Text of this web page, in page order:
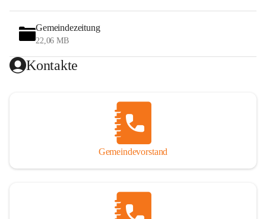
Gemeindezeitung
22,06 MB
Kontakte
Gemeindevorstand